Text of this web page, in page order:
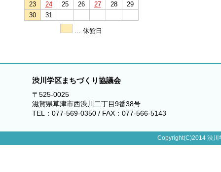
23
24 25 26 27 28
29
30
31
… 休館日
渋川学区まちづくり協議会
〒525-0025
滋賀県草津市西渋川二丁目9番38号
TEL：077-569-0350 / FAX：077-566-5143
Copyright(C)2014 渋川